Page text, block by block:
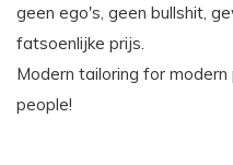
geen ego's, geen bullshit,
fatsoenlijke prijs.
Modern tailoring for
people!